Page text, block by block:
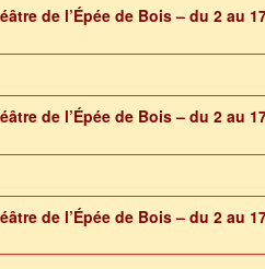
de l’Épée de Bois – du 2 au
de l’Épée de Bois – du 2 au
de l’Épée de Bois – du 2 au